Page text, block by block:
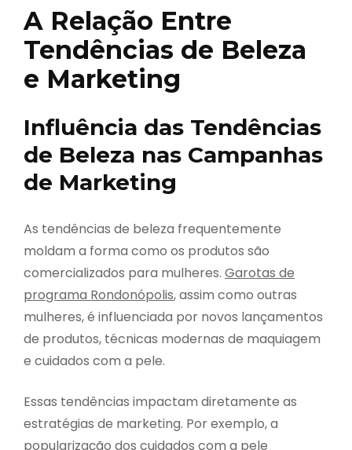
A Relação Entre
Tendências de Beleza
e Marketing
Influência das Tendências
de Beleza nas Campanhas
de Marketing
As tendências de beleza frequentemente
moldam a forma como os produtos são
comercializados para mulheres. Garotas de
programa Rondonópolis, assim como outras
mulheres, é influenciada por novos lançamentos
de produtos, técnicas modernas de maquiagem
e cuidados com a pele.
Essas tendências impactam diretamente as
estratégias de marketing. Por exemplo, a
popularização dos cuidados com a pele